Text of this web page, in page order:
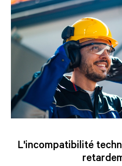
L'incompatibilité